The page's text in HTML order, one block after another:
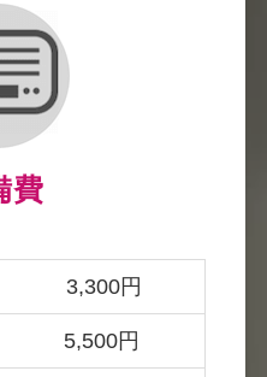
費
3,300円
5,500円